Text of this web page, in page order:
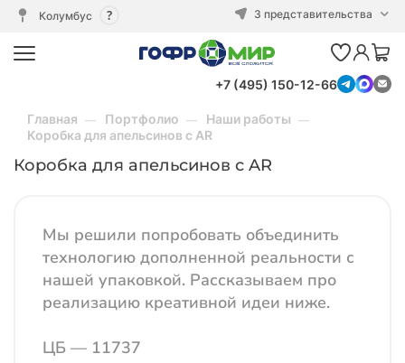
Колумбус 3 представительства
+7 (495) 150-12-66
Главная Портфолио
Наши работы
Коробка для апельсинов с AR
Коробка для апельсинов с AR
Мы решили попробовать объединить
технологию дополненной реальности с
нашей упаковкой. Рассказываем про
реализацию креативной идеи ниже.
ЦБ — 11737